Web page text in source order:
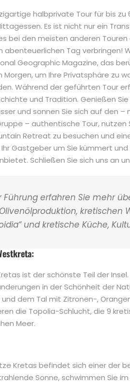
halbprivate Tour für bis
Es ist nicht nur ein
bei den meisten anderen
abenteuerlichen Tag verbringen!
Geographic Magazine, das
um Ihre Privatsphäre zu
Während der geführten Tour
und Tradition. Genießen
und sonnen Sie sich auf den
– authentische Tour,
Retreat zu besuchen und
Gastgeber um Sie kümmert
Schließen Sie sich uns an
Führung erfahren Sie mehr
kretischen
und kretische Küche,
ist der schönste Teil der
in der Schönheit der
dem Tal mit Zitronen-,
die Topolia-Schlucht, die 9
Meer.
Kretas befindet sich einer der
Sonne, schwimmen Sie